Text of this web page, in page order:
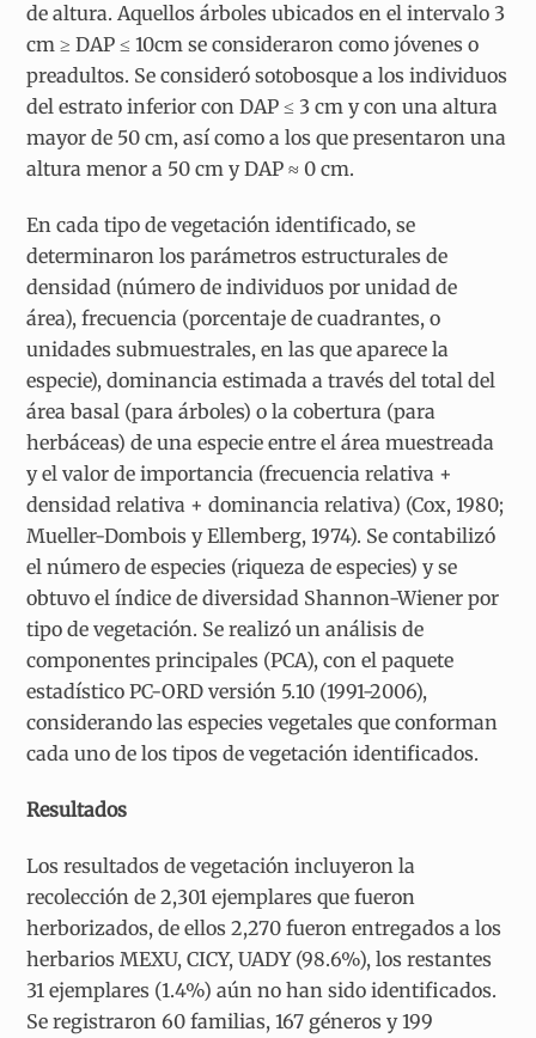
de altura. Aquellos árboles ubicados en el intervalo 3
cm ≥ DAP ≤ 10cm se consideraron como jóvenes o
preadultos. Se consideró sotobosque a los individuos
del estrato inferior con DAP ≤ 3 cm y con una altura
mayor de 50 cm, así como a los que presentaron una
altura menor a 50 cm y DAP ≈ 0 cm.
En cada tipo de vegetación identificado, se
determinaron los parámetros estructurales de
densidad (número de individuos por unidad de
área), frecuencia (porcentaje de cuadrantes, o
unidades submuestrales, en las que aparece la
especie), dominancia estimada a través del total del
área basal (para árboles) o la cobertura (para
herbáceas) de una especie entre el área muestreada
y el valor de importancia (frecuencia relativa +
densidad relativa + dominancia relativa) (Cox, 1980;
Mueller-Dombois y Ellemberg, 1974). Se contabilizó
el número de especies (riqueza de especies) y se
obtuvo el índice de diversidad Shannon-Wiener por
tipo de vegetación. Se realizó un análisis de
componentes principales (PCA), con el paquete
estadístico PC-ORD versión 5.10 (1991-2006),
considerando las especies vegetales que conforman
cada uno de los tipos de vegetación identificados.
Resultados
Los resultados de vegetación incluyeron la
recolección de 2,301 ejemplares que fueron
herborizados, de ellos 2,270 fueron entregados a los
herbarios MEXU, CICY, UADY (98.6%), los restantes
31 ejemplares (1.4%) aún no han sido identificados.
Se registraron 60 familias, 167 géneros y 199